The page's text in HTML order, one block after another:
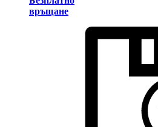
връщане